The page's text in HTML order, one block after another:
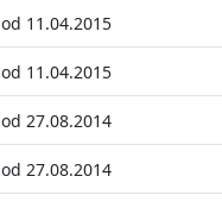
od 11.04.2015
od 11.04.2015
od 27.08.2014
od 27.08.2014